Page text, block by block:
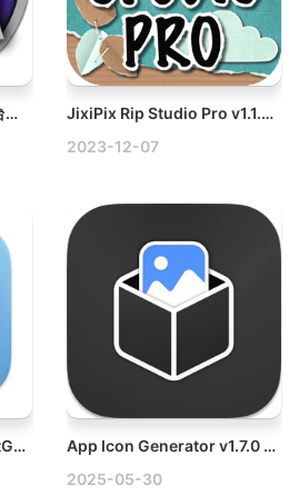
QLab Pro v5.6.3 Mac舞台音乐控制软件破解版
JixiPix Rip Studio Pro v1.1.20 Mac拼贴特效处理工具破解版
2023-12-07
MacGPT v3.21 Mac ChatGPT原生客户端
App Icon Generator v1.7.0 Mac应用图标生成器
2025-05-30